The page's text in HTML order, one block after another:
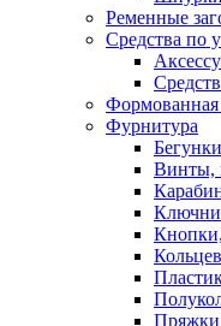
Ременные
Средства по
Фурнитура
Винты,
Пряжки